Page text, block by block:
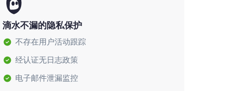
滴水不漏的隐私保护
不存在用户活动跟踪
经认证无日志政策
电子邮件泄漏监控